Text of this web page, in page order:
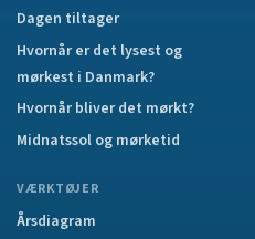
Dagen tiltager
Hvornår er det lysest og
mørkest i Danmark?
Hvornår bliver det mørkt?
Midnatssol og mørketid
VÆRKTØJER
Årsdiagram